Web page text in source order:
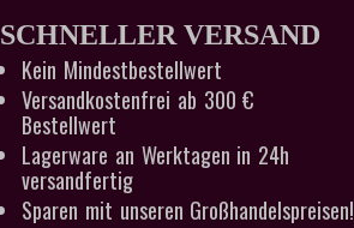
SCHNELLER VERSAND
Kein Mindestbestellwert
Versandkostenfrei ab 300 €
Bestellwert
Lagerware an Werktagen in 24h
versandfertig
Sparen mit unseren Großhandelspreisen!